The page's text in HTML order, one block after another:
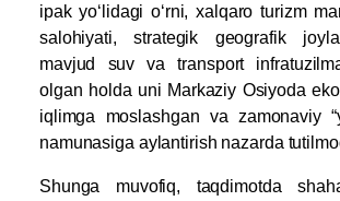
ipak yo‘lidagi o‘rni, xalqaro turizm
salohiyati, strategik geografik
mavjud suv va transport
olgan holda uni Markaziy Osiyoda
iqlimga moslashgan va zamonaviy
namunasiga aylantirish nazarda
Shunga muvofiq, taqdimotda